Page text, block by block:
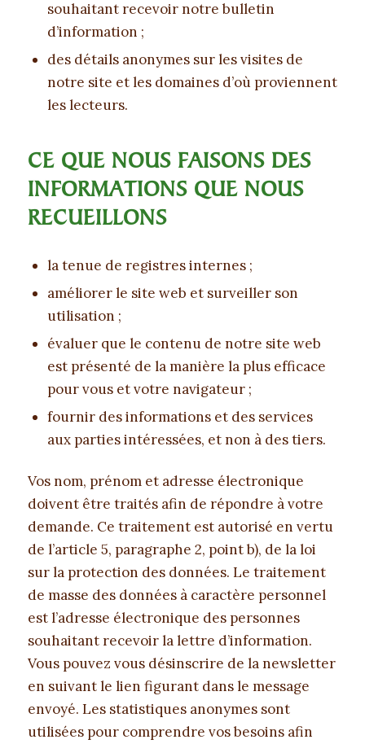
souhaitant recevoir notre bulletin
d’information ;
des détails anonymes sur les visites de
notre site et les domaines d’où proviennent
les lecteurs.
CE QUE NOUS FAISONS DES
INFORMATIONS QUE NOUS
RECUEILLONS
la tenue de registres internes ;
améliorer le site web et surveiller son
utilisation ;
évaluer que le contenu de notre site web
est présenté de la manière la plus efficace
pour vous et votre navigateur ;
fournir des informations et des services
aux parties intéressées, et non à des tiers.
Vos nom, prénom et adresse électronique
doivent être traités afin de répondre à votre
demande. Ce traitement est autorisé en vertu
de l’article 5, paragraphe 2, point b), de la loi
sur la protection des données. Le traitement
de masse des données à caractère personnel
est l’adresse électronique des personnes
souhaitant recevoir la lettre d’information.
Vous pouvez vous désinscrire de la newsletter
en suivant le lien figurant dans le message
envoyé. Les statistiques anonymes sont
utilisées pour comprendre vos besoins afin